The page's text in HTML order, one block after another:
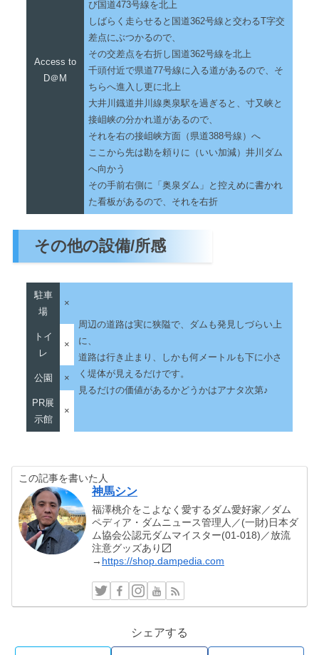
Access to
D＠M
び国道473号線を北上
しばらく走らせると国道362号線と交わるT字交
差点にぶつかるので、
その交差点を右折し国道362号線を北上
千頭付近で県道77号線に入る道があるので、そ
ちらへ進入し更に北上
大井川鐡道井川線奥泉駅を過ぎると、寸又峡と
接岨峡の分かれ道があるので、
それを右の接岨峡方面（県道388号線）へ
ここから先は勘を頼りに（いい加減）井川ダム
へ向かう
その手前右側に「奥泉ダム」と控えめに書かれ
た看板があるので、それを右折
その他の設備/所感
駐車
場
×
周辺の道路は実に狭隘で、ダムも発見しづらい上
に、
道路は行き止まり、しかも何メートルも下に小さ
く堤体が見えるだけです。
見るだけの価値があるかどうかはアナタ次第♪
トイ
レ
×
公園 ×
PR展
示館
×
この記事を書いた人
神馬シン
福澤桃介をこよなく愛するダム愛好家／ダム
ペディア・ダムニュース管理人／(一財)日本ダ
ム協会公認元ダムマイスター(01-018)／放流
注意グッズあり〼
→ https://shop.dampedia.com
シェアする